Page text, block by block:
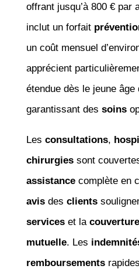
offrant jusqu’à 800 € par
inclut un forfait
un coût mensuel
apprécient
étendue dès le jeune âge
garantissant des soins
Les consultations,
chirurgiessont
assistancecomplète en
avisdes clients
serviceset la couverture
mutuelle. Les
remboursements